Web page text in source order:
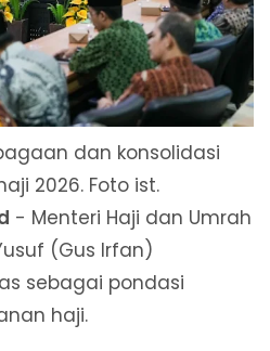
dan konsolidasi
2026. Foto ist.
- Menteri Haji dan Umrah
(Gus Irfan)
sebagai pondasi
haji.